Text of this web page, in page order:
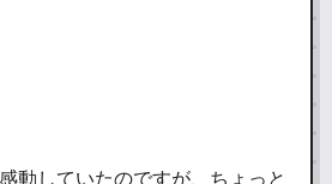
動していたのですが、ちょっと